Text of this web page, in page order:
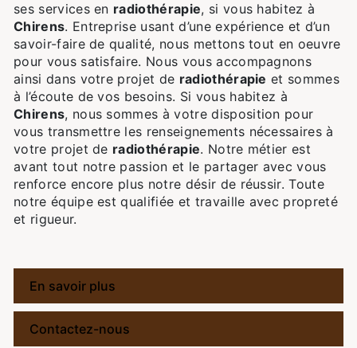
ses services en radiothérapie, si vous habitez à
Chirens. Entreprise usant d’une expérience et d’un
savoir-faire de qualité, nous mettons tout en oeuvre
pour vous satisfaire. Nous vous accompagnons
ainsi dans votre projet de radiothérapie et sommes
à l’écoute de vos besoins. Si vous habitez à
Chirens, nous sommes à votre disposition pour
vous transmettre les renseignements nécessaires à
votre projet de radiothérapie. Notre métier est
avant tout notre passion et le partager avec vous
renforce encore plus notre désir de réussir. Toute
notre équipe est qualifiée et travaille avec propreté
et rigueur.
En savoir plus
Contactez-nous